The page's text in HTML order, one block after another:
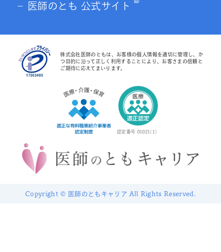
医師のとも 公式サイト
認定番号 01021(1)
株式会社医師のともは、お客様の個人情報を適切に管理し、か
つ目的に沿って正しく利用することにより、お客さまの信頼と
ご期待に応えてまいります。
Copyright © 医師のともキャリア All Rights Reserved.